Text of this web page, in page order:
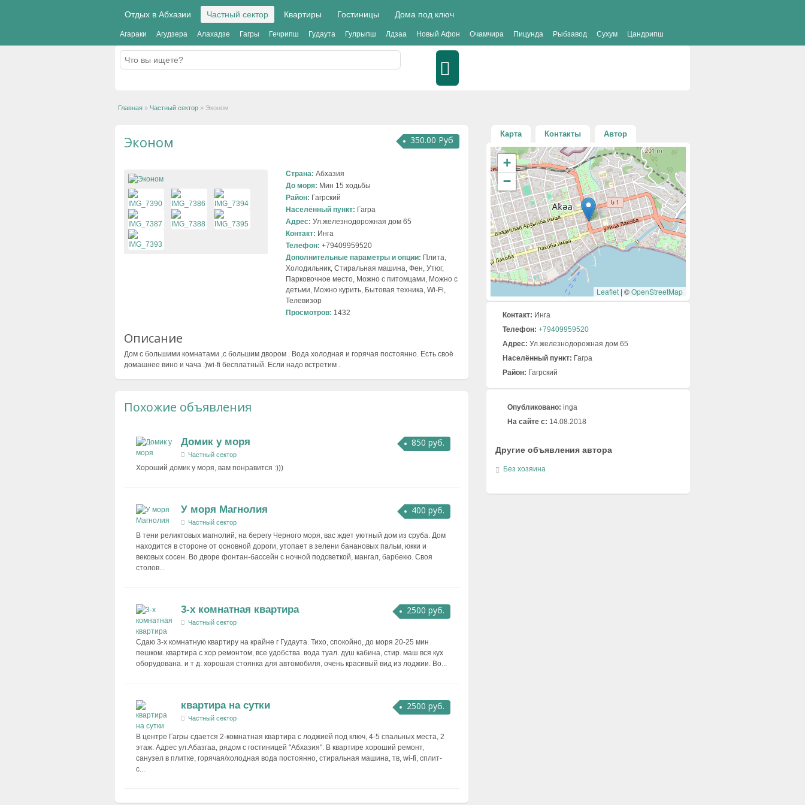
Отдых в Абхазии Частный сектор Квартиры Гостиницы Дома под ключ
Агараки Агудзера Алахадзе Гагры Гечрипш Гудаута Гулрыпш Лдзаа Новый Афон Очамчира Пицунда Рыбзавод Сухум Цандрипш
Главная » Частный сектор » Эконом
350.00 Руб
Эконом
Страна: Абхазия
До моря: Мин 15 ходьбы
Район: Гагрский
Населённый пункт: Гагра
Адрес: Ул.железнодорожная дом 65
Контакт: Инга
Телефон: +79409959520
Дополнительные параметры и опции: Плита,
Холодильник, Стиральная машина, Фен, Утюг,
Парковочное место, Можно с питомцами, Можно с
детьми, Можно курить, Бытовая техника, Wi-Fi,
Телевизор
Просмотров: 1432
Описание
Дом с большими комнатами ,с большим двором . Вода холодная и горячая постоянно. Есть своё
домашнее вино и чача .)wi-fi бесплатный. Если надо встретим .
Похожие объявления
850 руб.
Домик у моря
Частный сектор
Хороший домик у моря, вам понравится :)))
400 руб.
У моря Магнолия
Частный сектор
В тени реликтовых магнолий, на берегу Черного моря, вас ждет уютный дом из сруба. Дом
находится в стороне от основной дороги, утопает в зелени банановых пальм, юкки и
вековых сосен. Во дворе фонтан-бассейн с ночной подсветкой, мангал, барбекю. Своя
столов...
2500 руб.
3-х комнатная квартира
Частный сектор
Сдаю 3-х комнатную квартиру на крайне г Гудаута. Тихо, спокойно, до моря 20-25 мин
пешком. квартира с хор ремонтом, все удобства. вода туал. душ кабина, стир. маш вся кух
оборудована. и т д. хорошая стоянка для автомобиля, очень красивый вид из лоджии. Во...
2500 руб.
квартира на сутки
Частный сектор
В центре Гагры сдается 2-комнатная квартира с лоджией под ключ, 4-5 спальных места, 2
этаж. Адрес ул.Абазгаа, рядом с гостиницей "Абхазия". В квартире хороший ремонт,
санузел в плитке, горячая/холодная вода постоянно, стиральная машина, тв, wi-fi, сплит-
с...
Карта Контакты Автор
+
−
Leaflet | ©OpenStreetMap
Контакт: Инга
Телефон: +79409959520
Адрес: Ул.железнодорожная дом 65
Населённый пункт: Гагра
Район: Гагрский
Опубликовано: inga
На сайте с: 14.08.2018
Другие объявления автора
Без хозяина